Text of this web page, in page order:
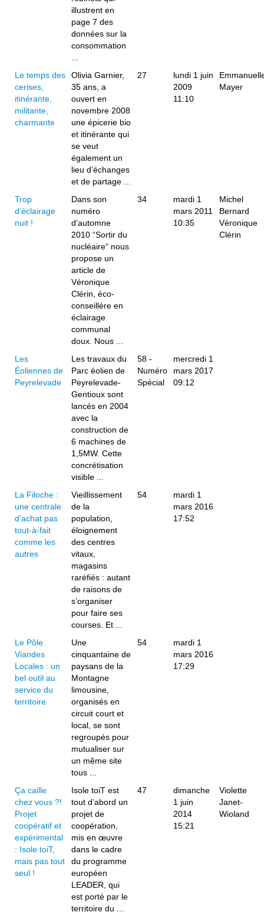
illustrent en
page 7 des
données sur la
consommation
Le temps des
cerises,
itinérante,
militante,
charmante
Olivia Garnier,
35 ans, a
ouvert en
novembre 2008
une épicerie bio
et itinérante qui
se veut
également un
lieu d’échanges
et de partage ...
27
lundi 1 juin
2009
11:10
Mayer
Trop
d’éclairage
nuit !
Dans son
numéro
d’automne
2010 “Sortir du
nucléaire“ nous
propose un
article de
Véronique
Clérin, éco-
conseillère en
éclairage
communal
doux. Nous ...
34
mardi 1
mars 2011
10:35
Michel
Bernard
Véronique
Clérin
Les
Éoliennes de
Peyrelevade
Les travaux du
Parc éolien de
Peyrelevade-
Gentioux sont
lancés en 2004
avec la
construction de
6 machines de
1,5MW. Cette
concrétisation
visible ...
58 -
Numéro
Spécial
mercredi 1
mars 2017
09:12
La Filoche :
une centrale
d’achat pas
tout-à-fait
comme les
autres
Vieillissement
de la
population,
éloignement
des centres
vitaux,
magasins
raréfiés : autant
de raisons de
s’organiser
pour faire ses
courses. Et ...
54
mardi 1
mars 2016
17:52
Le Pôle
Viandes
Locales : un
bel outil au
service du
territoire
Une
cinquantaine de
paysans de la
Montagne
limousine,
organisés en
circuit court et
local, se sont
regroupés pour
mutualiser sur
un même site
tous ...
54
mardi 1
mars 2016
17:29
Ça caille
chez vous ?!
Projet
coopératif et
expérimental
: Isole toiT,
mais pas tout
seul !
Isole toiT est
tout d’abord un
projet de
coopération,
mis en œuvre
dans le cadre
du programme
européen
LEADER, qui
est porté par le
territoire du ...
47
dimanche
1 juin
2014
15:21
Violette
Janet-
Wioland